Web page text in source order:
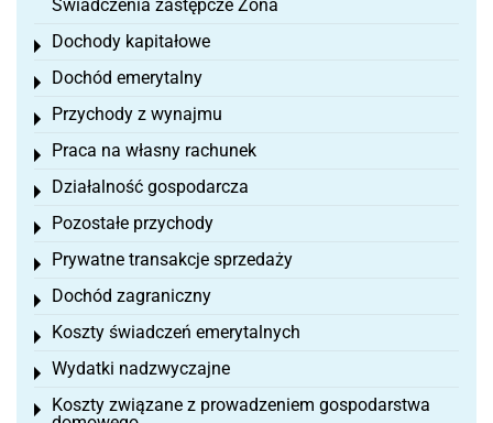
Świadczenia zastępcze Żona
Dochody kapitałowe
Toggle menu
Dochód emerytalny
Toggle menu
Przychody z wynajmu
Toggle menu
Praca na własny rachunek
Toggle menu
Działalność gospodarcza
Toggle menu
Pozostałe przychody
Toggle menu
Prywatne transakcje sprzedaży
Toggle menu
Dochód zagraniczny
Toggle menu
Koszty świadczeń emerytalnych
Toggle menu
Wydatki nadzwyczajne
Toggle menu
Koszty związane z prowadzeniem gospodarstwa
Toggle menu